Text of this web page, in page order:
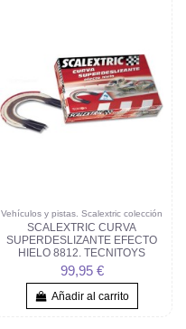
Vehículos y pistas. Scalextric colección
SCALEXTRIC CURVA
SUPERDESLIZANTE EFECTO
HIELO 8812. TECNITOYS
99,95 €
Añadir al carrito